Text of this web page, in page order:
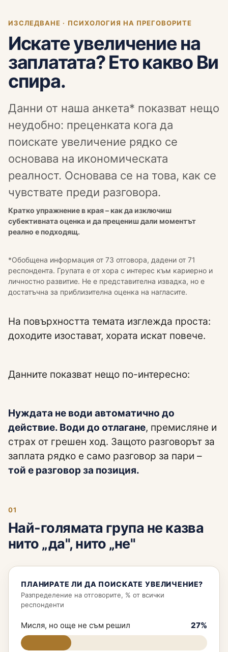
ИЗСЛЕДВАНЕ · ПСИХОЛОГИЯ НА ПРЕГОВОРИТЕ
Искате увеличение на
заплатата? Ето какво Ви
спира.
Данни от наша анкета* показват нещо
неудобно: преценката кога да
поискате увеличение рядко се
основава на икономическата
реалност. Основава се на това, как се
чувствате преди разговора.
Кратко упражнение в края – как да изключиш
субективната оценка и да прецениш дали моментът
реално е подходящ.
*Обобщена информация от 73 отговора, дадени от 71
респондента. Групата е от хора с интерес към кариерно и
личностно развитие. Не е представителна извадка, но е
достатъчна за приблизителна оценка на нагласите.
На повърхността темата изглежда проста:
доходите изостават, хората искат повече.
Данните показват нещо по-интересно:
Нуждата не води автоматично до
действие. Води до отлагане, премисляне и
страх от грешен ход. Защото разговорът за
заплата рядко е само разговор за пари –
той е разговор за позиция.
01
Най-голямата група не казва
нито „да", нито „не"
ПЛАНИРАТЕ ЛИ ДА ПОИСКАТЕ УВЕЛИЧЕНИЕ?
Разпределение на отговорите, % от всички
респонденти
Мисля, но още не съм решил 27%